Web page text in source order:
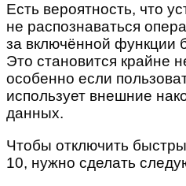
Есть вероятность, что
не распознаваться
за включённой функции
Это становится крайне
особенно если
использует внешние
данных.
Чтобы отключить
10, нужно сделать